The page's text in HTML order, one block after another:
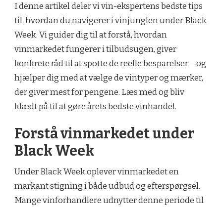
I denne artikel deler vi vin-ekspertens bedste tips
til, hvordan du navigerer i vinjunglen under Black
Week. Vi guider dig til at forstå, hvordan
vinmarkedet fungerer i tilbudsugen, giver
konkrete råd til at spotte de reelle besparelser – og
hjælper dig med at vælge de vintyper og mærker,
der giver mest for pengene. Læs med og bliv
klædt på til at gøre årets bedste vinhandel.
Forstå vinmarkedet under
Black Week
Under Black Week oplever vinmarkedet en
markant stigning i både udbud og efterspørgsel.
Mange vinforhandlere udnytter denne periode til